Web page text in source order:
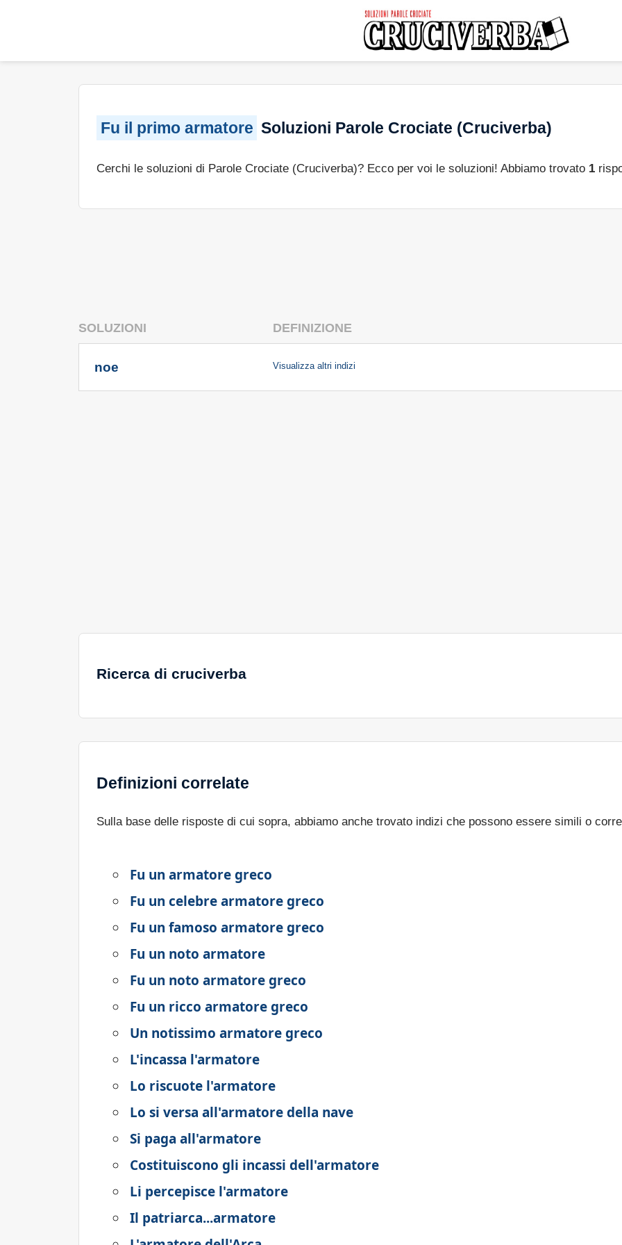
Fu il primo armatore Soluzioni Parole Crociate (Cruciverba)
Cerchi le soluzioni di Parole Crociate (Cruciverba)? Ecco per voi le soluzioni! Abbiamo trovato 1
SOLUZIONI DEFINIZIONE
noe Visualizza altri indizi
Ricerca di cruciverba
Definizioni correlate
Sulla base delle risposte di cui sopra, abbiamo anche trovato indizi che possono essere simili o
Fu un armatore greco
Fu un celebre armatore greco
Fu un famoso armatore greco
Fu un noto armatore
Fu un noto armatore greco
Fu un ricco armatore greco
Un notissimo armatore greco
L'incassa l'armatore
Lo riscuote l'armatore
Lo si versa all'armatore della nave
Si paga all'armatore
Costituiscono gli incassi dell'armatore
Li percepisce l'armatore
Il patriarca...armatore